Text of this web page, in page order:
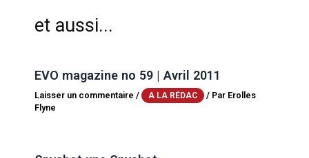
et aussi...
EVO magazine no 59 | Avril 2011
Laisser un commentaire / A LA RÉDAC / Par Erolles
Flyne